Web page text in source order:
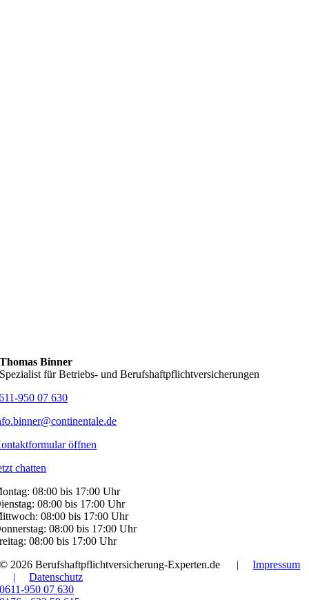
Thomas Binner
Spezialist für Betriebs- und Berufshaftpflichtversicherungen
950 07 630
öffnen
chatten
08:00 bis 17:00 Uhr
08:00 bis 17:00 Uhr
08:00 bis 17:00 Uhr
08:00 bis 17:00 Uhr
08:00 bis 17:00 Uhr
© 2026 Berufshaftpflichtversicherung-Experten.de
|
Impressum
|
Datenschutz
0611-950 07 630